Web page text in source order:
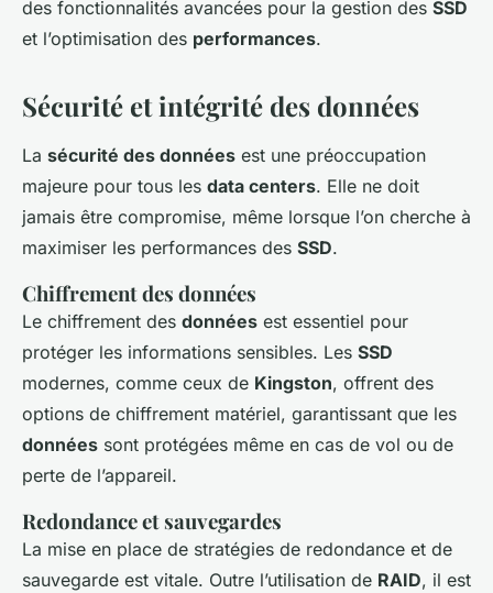
des fonctionnalités avancées pour la gestion des SSD
et l’optimisation des performances.
Sécurité et intégrité des données
La sécurité des données est une préoccupation
majeure pour tous les data centers. Elle ne doit
jamais être compromise, même lorsque l’on cherche à
maximiser les performances des SSD.
Chiffrement des données
Le chiffrement des données est essentiel pour
protéger les informations sensibles. Les SSD
modernes, comme ceux de Kingston, offrent des
options de chiffrement matériel, garantissant que les
données sont protégées même en cas de vol ou de
perte de l’appareil.
Redondance et sauvegardes
La mise en place de stratégies de redondance et de
sauvegarde est vitale. Outre l’utilisation de RAID, il est